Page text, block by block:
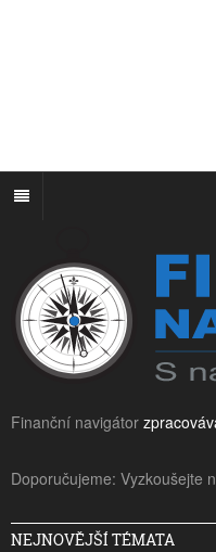
Finanční navigátor
Doporučujeme: Vyzkoušejte
NEJNOVĚJŠÍ TÉMATA